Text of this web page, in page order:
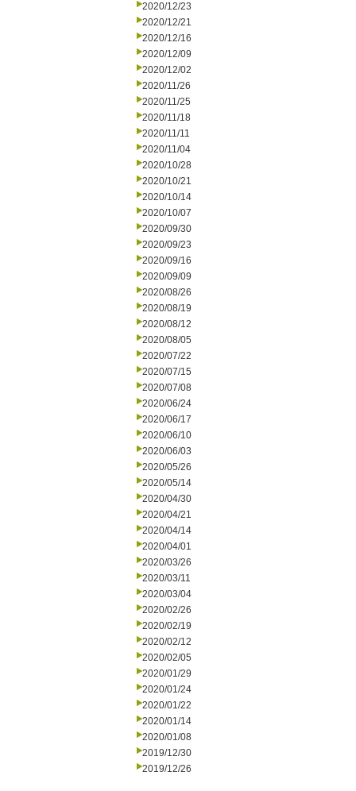
2020/12/23
2020/12/21
2020/12/16
2020/12/09
2020/12/02
2020/11/26
2020/11/25
2020/11/18
2020/11/11
2020/11/04
2020/10/28
2020/10/21
2020/10/14
2020/10/07
2020/09/30
2020/09/23
2020/09/16
2020/09/09
2020/08/26
2020/08/19
2020/08/12
2020/08/05
2020/07/22
2020/07/15
2020/07/08
2020/06/24
2020/06/17
2020/06/10
2020/06/03
2020/05/26
2020/05/14
2020/04/30
2020/04/21
2020/04/14
2020/04/01
2020/03/26
2020/03/11
2020/03/04
2020/02/26
2020/02/19
2020/02/12
2020/02/05
2020/01/29
2020/01/24
2020/01/22
2020/01/14
2020/01/08
2019/12/30
2019/12/26